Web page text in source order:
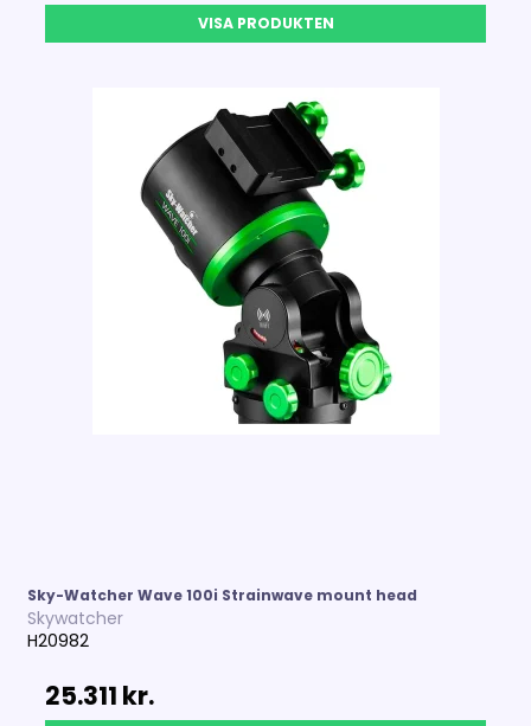
VISA PRODUKTEN
Sky-Watcher Wave 100i Strainwave mount head
Skywatcher
H20982
25.311 kr.